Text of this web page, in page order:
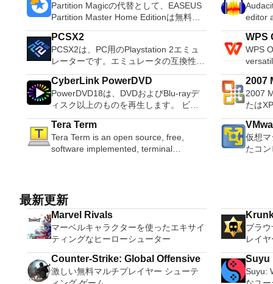
Partition Magicの代替として、EASEUS
Partition Master Home Editionは無料の
オールインワンパーティションソリュー
ションおよびディスク管理ユーティリテ
ィです。パーティションの拡張（特にシ
ステムドライブ用）、ディスク領域の管
理、MBRおよびGUIDパーティションテ
ーブル（GPT）ディスクのディスク領域
不足の問題の解決を可能にします。 パ
ーティションのサイズ変更/移動システ
ムドライブを拡張するディスクとパーテ
ィションをコピーパーティションをマー
ジ分割パーティション空き領域を再分配
するダイナミックディスクの変換パーテ
editor
OS X,
Record live
Edit
sound files. Cut,
sounds
pitch
PCSX2
PCSX2は、PC用のPlaystation 2エミュ
レーターです。エミュレータの互換性率
は、プレイ可能なすべてのPS2ゲームの
80％以上を誇っています。かなり強力な
コンピューターを所有している場合、
PCSX2は優れたエミュレーターです。
また、このアプリケーションはローエン
ドコンピューターのサポートも提供する
ため、Playstation 2コンソールのすべて
の所有者は、PCで動作するゲームを見
体験をシミュレートできます。このアプ
リケーションでは、ディスクからゲーム
を直接実行することも、ハードドライブ
からISOイメージとして実行することも
できます。 主な機能は次のとおりで
す。 Savestates：ボタンを1つ押すだけ
で、ゲームの現在の「状態」を保存でき
ます。 無制限のメモリーカード：好き
WPS
WPS
free
these
able
tasks. WPS Office 2016 Free has
such
and
a
count
online
CyberLink PowerDVD
PowerDVD18は、DVDおよびBlu-rayデ
ィスク以上のものを再生します。 ビデ
オ、オーディオ、写真、VR 360°コンテ
ンツ、さらにはYouTubeやVimeoにとっ
ても、PowerDVD18は重要なエンターテ
イメントの仲間です。 Ultra HD HDR TV
頭するか、PCまたはラップトップでの
比類のない再生サポートと独自の強化に
より、どこにいても簡単にリラックスで
きます。 新機能は次のとおりです。 4K
DHR向けに最適化 Ultra HD Blu-ray、
4K、HEVC / H.265およびHDR10コンテ
ンツをサポート全画面モードで21：9モ
ニターで2.35：1の映画を見る常時オン
2007
2007
たは
XPS形
す。
プロ
ラムで動作
Access 2007。
2007。 Microsoft Office
2007。 Microsoft Office
2007。 Microsoft Office
2007。 Microsoft Office
2007。 Microsoft Office Visio
Tera Term
Tera Term is an open source, free,
software implemented, terminal
supports telnet, SSH 1 & 2 and serial
port connections. It also has a built-in
macro scripting language and some
other useful plugins. Key features
include: Automatically creates logs with
unique log names. Supports SSH,
standard telnet and serial ports.
Supports dec/digital/vt terminal
仮想
たコン
は
を簡
のとおりです
レーテ
す。
に、事
てくだ
最新更新
Marvel Rivals
マーベルキャラクターを使ったエキサイ
ティングなヒーローシューター
ブラ
レイヤ
Counter-Strike: Global Offensive
激しい無料マルチプレイヤー シューテ
Suyu
Suyu: